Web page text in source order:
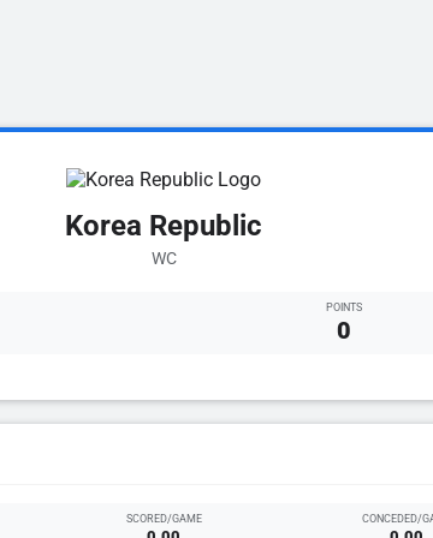
Korea Republic
WC
POINTS
0
SCORED/GAME CONCEDED/